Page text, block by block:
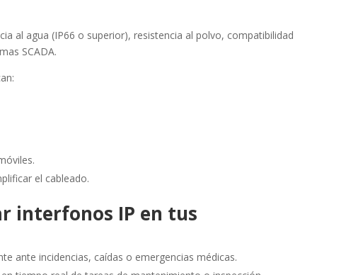
al agua (IP66 o superior), resistencia al polvo, compatibilidad
SCADA.
el cableado.
interfonos IP en tus
ante incidencias, caídas o emergencias médicas.